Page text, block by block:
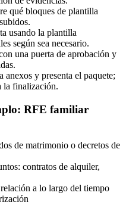
qué bloques de plantilla
usando la plantilla
según sea necesario.
una puerta de aprobación y
y presenta el paquete;
la finalización.
RFE familiar
de matrimonio o decretos de
contratos de alquiler,
a lo largo del tiempo